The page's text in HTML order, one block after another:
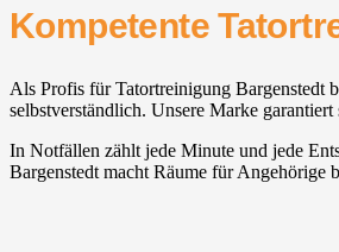
Kompetente
Als Profis für Tatortreinigung Bargenstedt
selbstverständlich. Unsere Marke
In Notfällen zählt jede Minute und jede
Bargenstedt macht Räume für Angehörige